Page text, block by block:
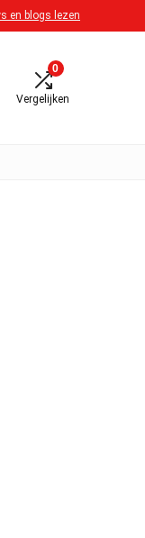
en blogs lezen
0
Vergelijken